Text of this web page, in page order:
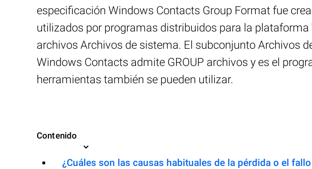
especificación Windows Contacts Group Format fue
utilizados por programas distribuidos para la
archivos Archivos de sistema. El subconjunto Archivos
Windows Contacts admite GROUP archivos y es el
herramientas también se pueden utilizar.
Contenido
¿Cuáles son las causas habituales de la pérdida o el